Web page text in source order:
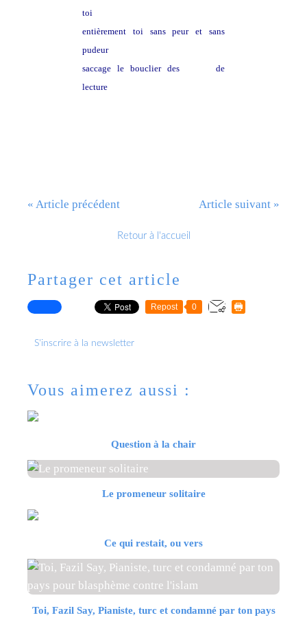
toi
entièrement toi sans peur et sans
pudeur
saccage le bouclier des
de
lecture
« Article précédent Article suivant »
Retour à l'accueil
Partager cet article
Repost 0
S'inscrire à la newsletter
Vous aimerez aussi :
Question à la chair
Le promeneur solitaire
Ce qui restait, ou vers
Toi, Fazil Say, Pianiste, turc et condamné par ton pays